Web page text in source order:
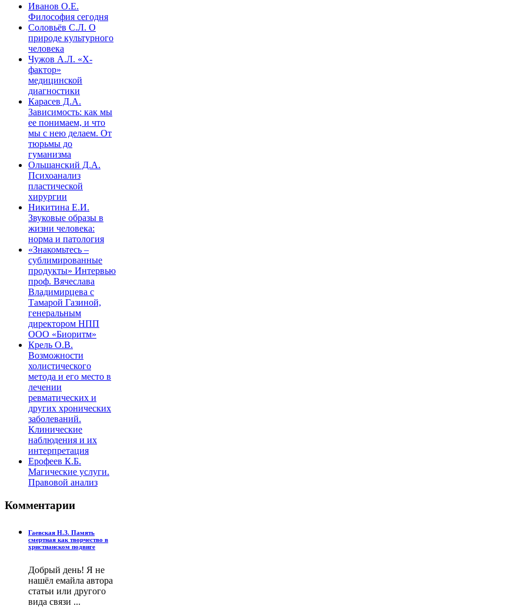
Иванов О.Е.
Философия сегодня
Соловьёв С.Л. О
природе культурного
человека
Чужов А.Л. «X-
фактор»
медицинской
диагностики
Карасев Д.А.
Зависимость: как мы
ее понимаем, и что
мы с нею делаем. От
тюрьмы до
гуманизма
Ольшанский Д.А.
Психоанализ
пластической
хирургии
Никитина Е.И.
Звуковые образы в
жизни человека:
норма и патология
«Знакомьтесь –
сублимированные
продукты» Интервью
проф. Вячеслава
Владимирцева с
Тамарой Газиной,
генеральным
директором НПП
ООО «Биоритм»
Крель О.В.
Возможности
холистического
метода и его место в
лечении
ревматических и
других хронических
заболеваний.
Клинические
наблюдения и их
интерпретация
Ерофеев К.Б.
Магические услуги.
Правовой анализ
Комментарии
Гаевская Н.З. Память
смертная как творчество в
христианском подвиге
Добрый день! Я не
нашёл емайла автора
статьи или другого
вида связи ...